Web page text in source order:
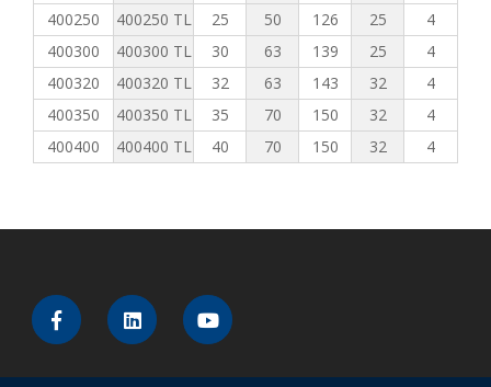
400250
400250 TL 25 50 126 25
4
400300
400300 TL 30 63 139 25
4
400320
400320 TL 32 63 143 32
4
400350
400350 TL 35 70 150 32
4
400400
400400 TL 40 70 150 32 4